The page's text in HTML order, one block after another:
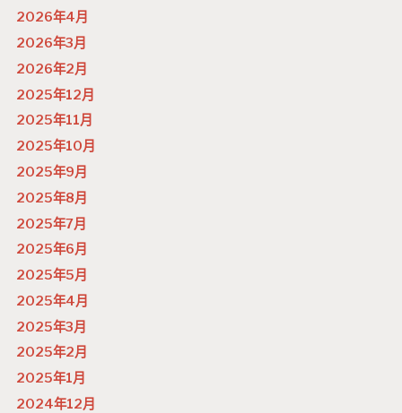
2026年4月
2026年3月
2026年2月
2025年12月
2025年11月
2025年10月
2025年9月
2025年8月
2025年7月
2025年6月
2025年5月
2025年4月
2025年3月
2025年2月
2025年1月
2024年12月